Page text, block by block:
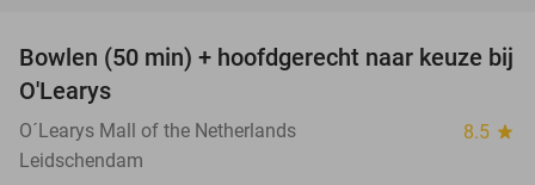
38%
Bowlen (50 min) + hoofdgerecht naar keuze bij
O'Learys
O´Learys Mall of the Netherlands 8.5 star
Leidschendam